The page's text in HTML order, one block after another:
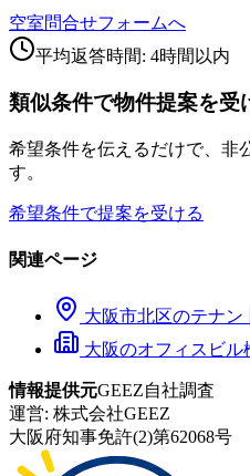
空室問合せフォームへ
平均返答時間: 4時間以内
類似条件で物件提案を受
希望条件を伝えるだけで、非
す。
希望条件で提案を受ける
関連ページ
大阪市北区のテナン
大阪のオフィスビル
情報提供元GEEZ自社調査
運営: 株式会社GEEZ
大阪府知事免許(2)第62068号